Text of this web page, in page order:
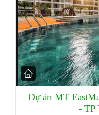
Dự án MT
- TP